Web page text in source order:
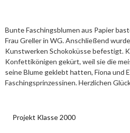
Bunte Faschingsblumen aus Papier
Frau Greller in WG. Anschließend
Kunstwerken Schokoküsse befestigt.
Konfettikönigen gekürt, weil sie die
seine Blume geklebt hatten, Fiona und
Faschingsprinzessinen. Herzlichen
Projekt Klasse 2000